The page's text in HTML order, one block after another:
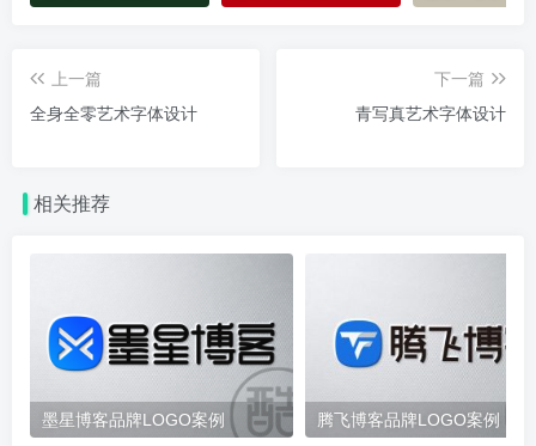
上一篇
全身全零艺术字体设计
下一篇
青写真艺术字体设计
相关推荐
墨星博客品牌LOGO案例 腾飞博客品牌LOGO案例